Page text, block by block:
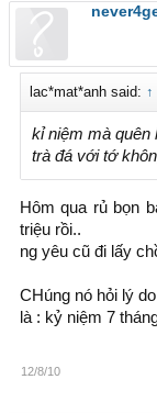
lac*mat*anh said: ↑
kỉ niệm mà quên
trà đá với tớ
Hôm qua rủ bọn
triệu rồi..
ng yêu cũ đi lấy
CHúng nó hỏi lý
là : kỷ niệm 7
12/8/10